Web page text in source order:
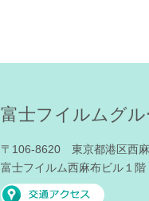
富士フイルムグ
〒106-8620 東京都港区西
富士フイルム西麻布ビル１階